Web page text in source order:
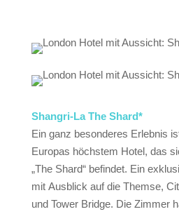
Shangri-La The Shard*
Ein ganz besonderes Erlebnis
Europas höchstem Hotel, das
„The Shard“ befindet. Ein
mit Ausblick auf die Themse,
und Tower Bridge. Die Zimmer